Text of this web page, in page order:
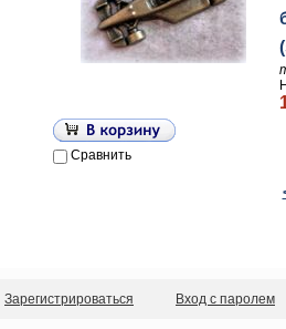
Сравнить
Зарегистрироваться Вход с паролем